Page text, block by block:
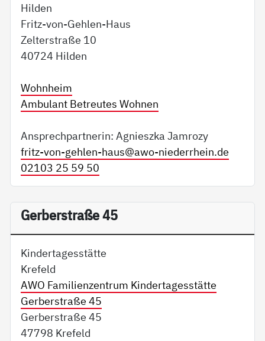
Hilden
Fritz-von-Gehlen-Haus
Zelterstraße 10
40724 Hilden
Wohnheim
Ambulant Betreutes Wohnen
Ansprechpartnerin: Agnieszka Jamrozy
fritz-von-gehlen-haus@awo-niederrhein.de
02103 25 59 50
Gerberstraße 45
Kindertagesstätte
Krefeld
AWO Familienzentrum Kindertagesstätte
Gerberstraße 45
Gerberstraße 45
47798 Krefeld